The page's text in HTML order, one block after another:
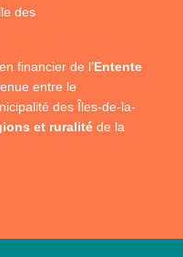
des
financier de l’Entente
entre le
des Îles-de-la-
et ruralité de la